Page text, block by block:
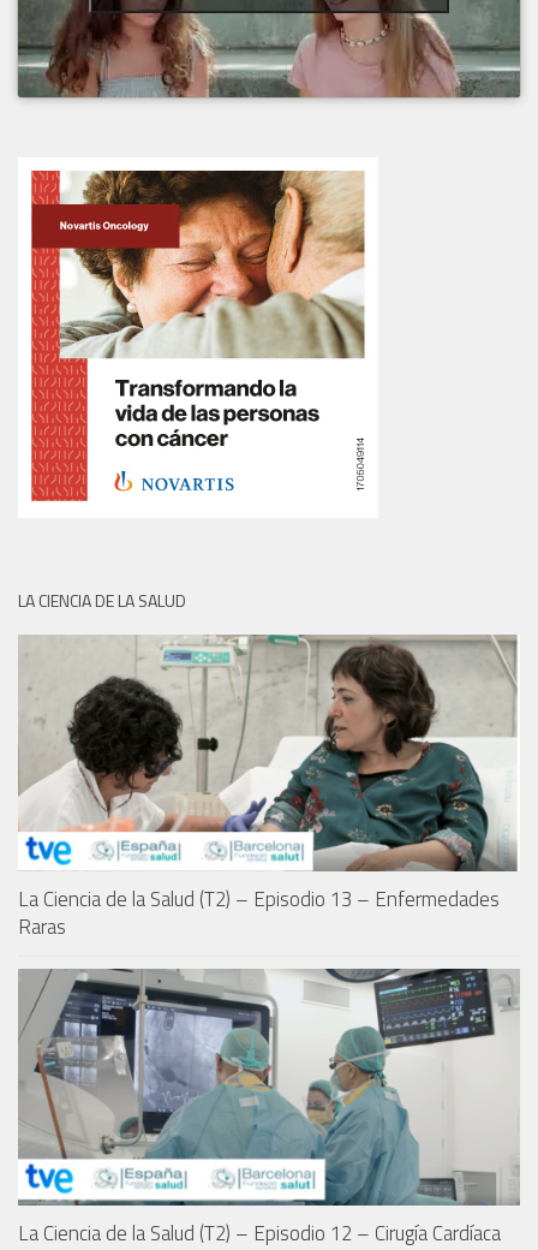
LA CIENCIA DE LA SALUD
La Ciencia de la Salud (T2) – Episodio 13 – Enfermedades
Raras
La Ciencia de la Salud (T2) – Episodio 12 – Cirugía Cardíaca